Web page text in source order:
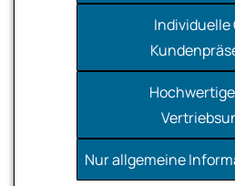
Nur allgemeine
Langfristig – wir
Inhalte
Nachhaltige
Produktion
Langlebigkeit für
Einsatz
E-Mail-Adresse
Telefonnummer